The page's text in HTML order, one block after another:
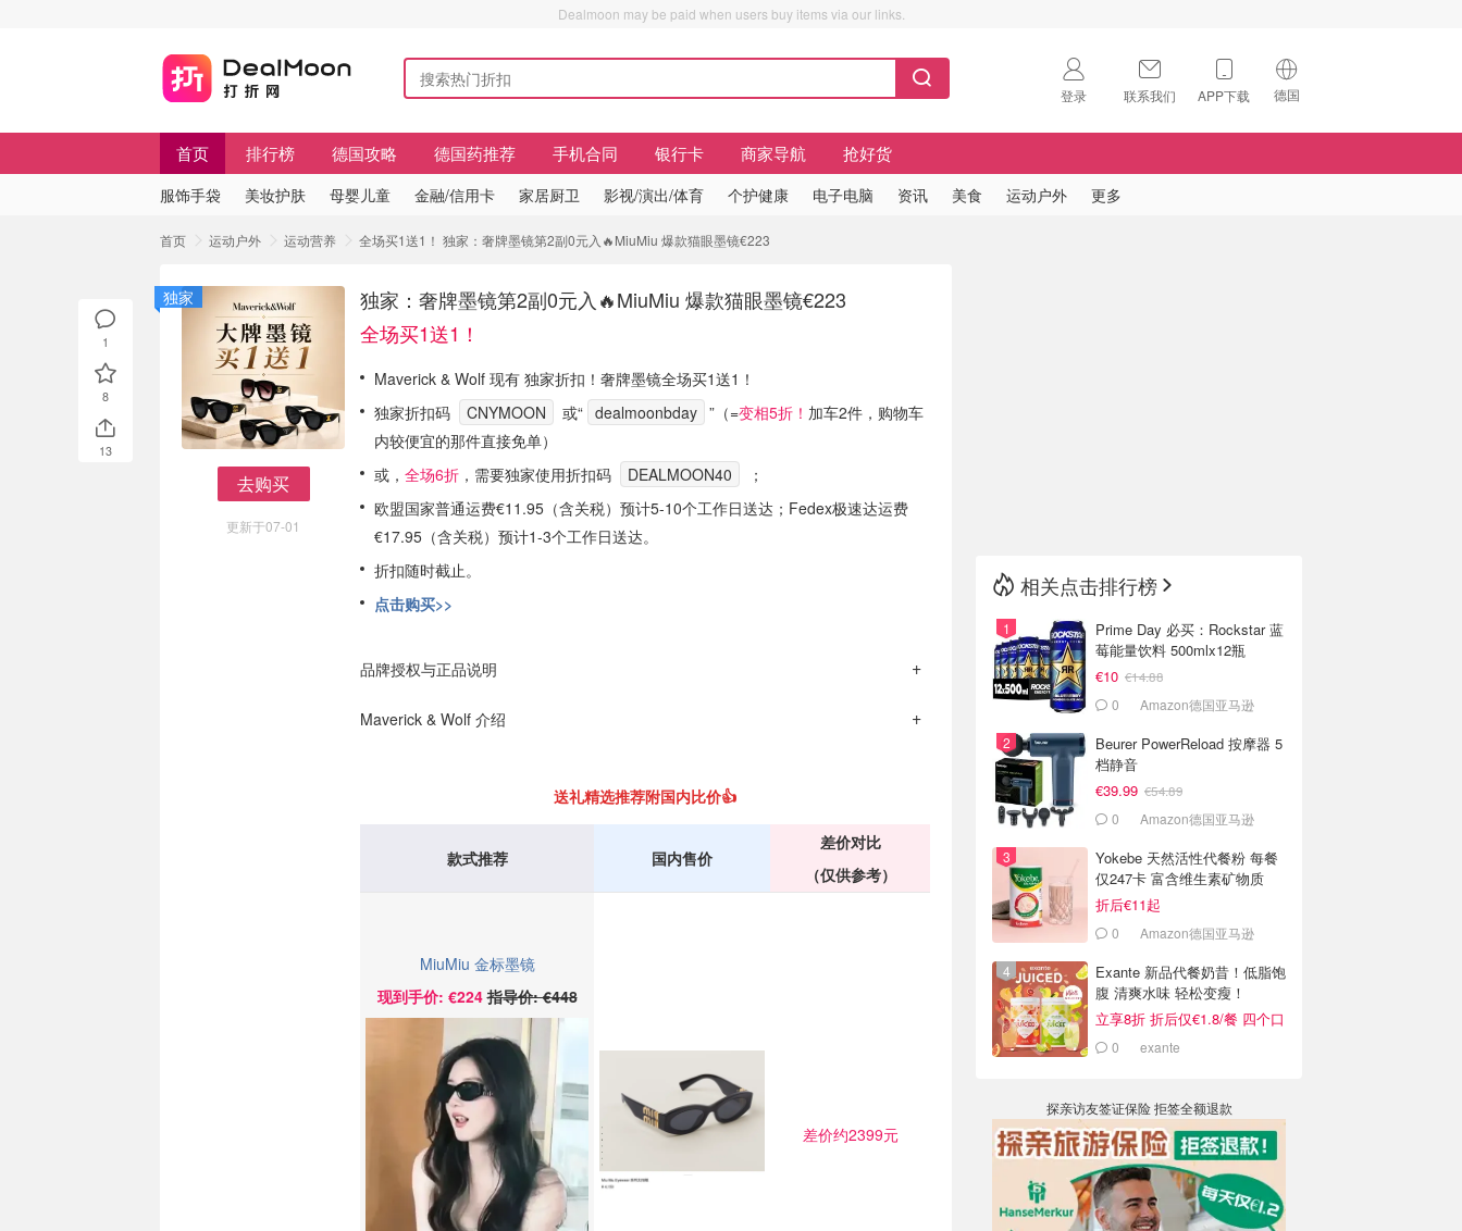
Dealmoon may be paid when users buy items via our links.
登录 联系我们 APP下载 德国
🇺🇸
首页 排行榜 德国攻略 德国药推荐 手机合同 银行卡 商家导航 抢好货
服饰手袋 美妆护肤 母婴儿童 金融/信用卡 家居厨卫 影视/演出/体育 个护健康 电子电脑 资讯 美食 运动户外 更多
首页 运动户外 运动营养 全场买1送1！ 独家：奢牌墨镜第2副0元入🔥MiuMiu 爆款猫眼墨镜€223
去购买
更新于07-01
独家
独家：奢牌墨镜第2副0元入🔥MiuMiu 爆款猫眼墨镜€223
全场买1送1！
Maverick & Wolf 现有 独家折扣！奢牌墨镜全场买1送1！
独家折扣码
CNYMOON 或“ dealmoonbday ”（=变相5折！ 加车2件，购物车
内较便宜的那件直接免单）
或， 全场6折 ，需要独家使用折扣码 DEALMOON40
；
欧盟国家普通运费€11.95（含关税）预计5-10个工作日送达；Fedex极速达运费
€17.95（含关税）预计1-3个工作日送达。
折扣随时截止。
点击购买>>
品牌授权与正品说明
Maverick & Wolf 介绍
送礼精选推荐附国内比价👍
款式推荐 国内售价
差价对比
（仅供参考）
MiuMiu 金标墨镜
现到手价: €224 指导价: €448
差价约2399元
1
8
13
相关点击排行榜
Prime Day 必买：Rockstar 蓝
莓能量饮料 500mlx12瓶
€10 €14.88
0 Amazon德国亚马逊
Beurer PowerReload 按摩器 5
档静音
€39.99 €54.89
0 Amazon德国亚马逊
Yokebe 天然活性代餐粉 每餐
仅247卡 富含维生素矿物质
折后€11起
0 Amazon德国亚马逊
Exante 新品代餐奶昔！低脂饱
腹 清爽水味 轻松变瘦！
立享8折 折后仅€1.8/餐 四个口
味！0 exante
探亲访友签证保险 拒签全额退款